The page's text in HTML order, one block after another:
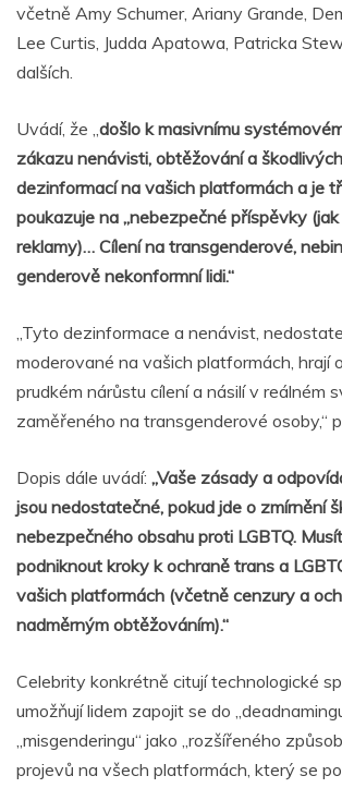
včetně Amy Schumer, Ariany Grande,
Lee Curtis, Judda Apatowa, Patricka
dalších.
Uvádí, že „ došlo k masivnímu
zákazu nenávisti, obtěžování a
dezinformací na vašich platformách a je
poukazuje na „nebezpečné příspěvky
reklamy)… Cílení na transgenderové,
genderově nekonformní lidi.“
„Tyto dezinformace a nenávist,
moderované na vašich platformách, hrají
prudkém nárůstu cílení a násilí v reálném
zaměřeného na transgenderové osoby,“
Dopis dále uvádí: „Vaše zásady a
jsou nedostatečné, pokud jde o zmírnění
nebezpečného obsahu proti LGBTQ.
podniknout kroky k ochraně trans a
vašich platformách (včetně cenzury a
nadměrným obtěžováním).“
Celebrity konkrétně citují technologické
umožňují lidem zapojit se do
„misgenderingu“ jako „rozšířeného
projevů na všech platformách, který se